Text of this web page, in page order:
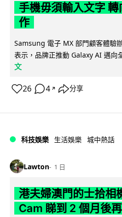
手機毋須輸入文字
作
Samsung 電子 MX 部門顧客體驗
表示，品牌正推動 Galaxy AI 邁向
文
26 4 ↗ 分享
科技娛樂 生活娛樂 城中熱話
Lawton 1 日
港夫婦澳門的士拾相
Cam 睇到 2 個月後